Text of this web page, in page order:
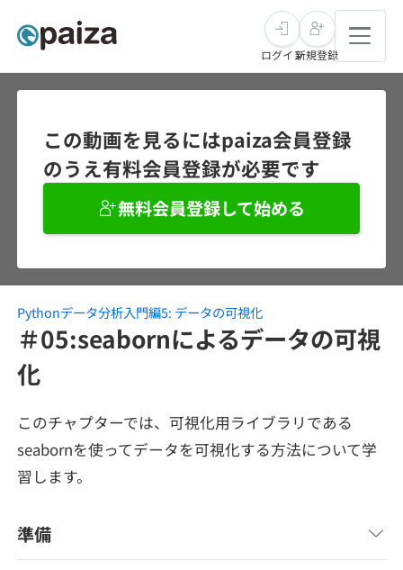
求人検索
インタビュー
転職成功ガイド
転職エージェント
未経験転職
インタビュー
転職成功ガイド
本選考
インターン
新卒エージェント
インタビュー
学習
講座一覧
問題集
4択課題
ナレッジ
リファレンス
スキルチェック
プログラミング言語
SQL
評価結果一覧
再チャレンジ結果一覧
ゲーム・マンガ
メディア
Tech Team Journal
ログイン新規登録
この動画を見るにはpaiza会員登録
のうえ有料会員登録が必要です
無料会員登録して始める
Pythonデータ分析入門編5: データの可視化
＃05:seabornによるデータの可視
化
このチャプターでは、可視化用ライブラリである
seabornを使ってデータを可視化する方法について学
習します。
準備